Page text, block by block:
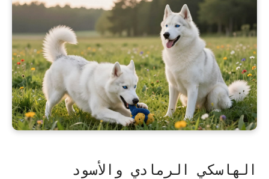
الهاسكي الرمادي والأسود